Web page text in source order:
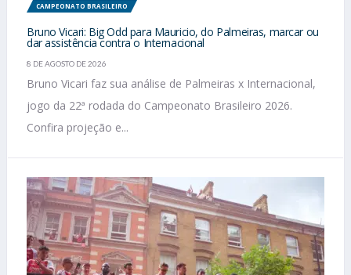
CAMPEONATO BRASILEIRO
Bruno Vicari: Big Odd para Mauricio, do Palmeiras, marcar ou
dar assistência contra o Internacional
8 DE AGOSTO DE 2026
Bruno Vicari faz sua análise de Palmeiras x Internacional,
jogo da 22ª rodada do Campeonato Brasileiro 2026.
Confira projeção e...